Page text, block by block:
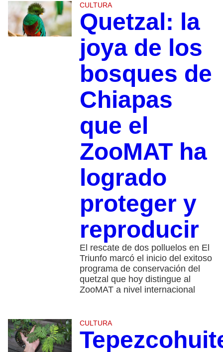
CULTURA
Quetzal: la
joya de los
bosques de
Chiapas
que el
ZooMAT ha
logrado
proteger y
reproducir
El rescate de dos polluelos en El
Triunfo marcó el inicio del exitoso
programa de conservación del
quetzal que hoy distingue al
ZooMAT a nivel internacional
CULTURA